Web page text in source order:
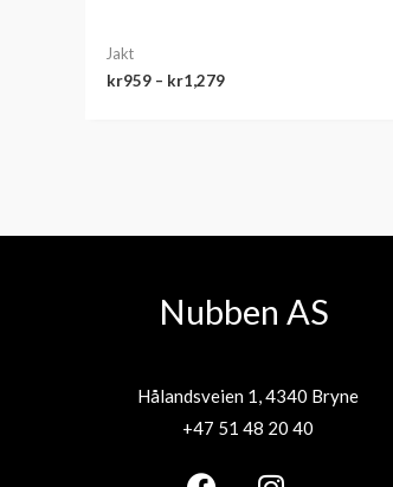
Jakt
kr959 – kr1,279
Nubben AS
Hålandsveien 1, 4340 Bryne
+47 51 48 20 40